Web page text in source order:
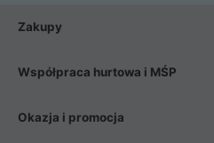
Zakupy
Współpraca hurtowa i MŚP
Okazja i promocja